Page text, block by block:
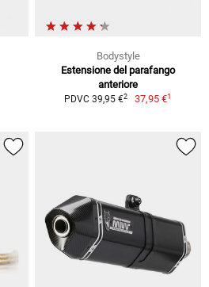
Bodystyle
Estensione del parafango
anteriore
PDVC 39,95 €2 37,95 €1